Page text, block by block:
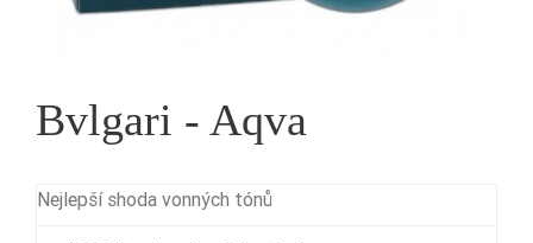
Bvlgari - Aqva
Nejlepší shoda vonných tónů